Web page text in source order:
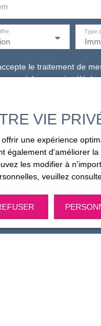
Type
le traitement de
par voie
Worldline, Service
en savoir plus sur le
VIE
une expérience
également d'améliorer
les modifier à
veuillez